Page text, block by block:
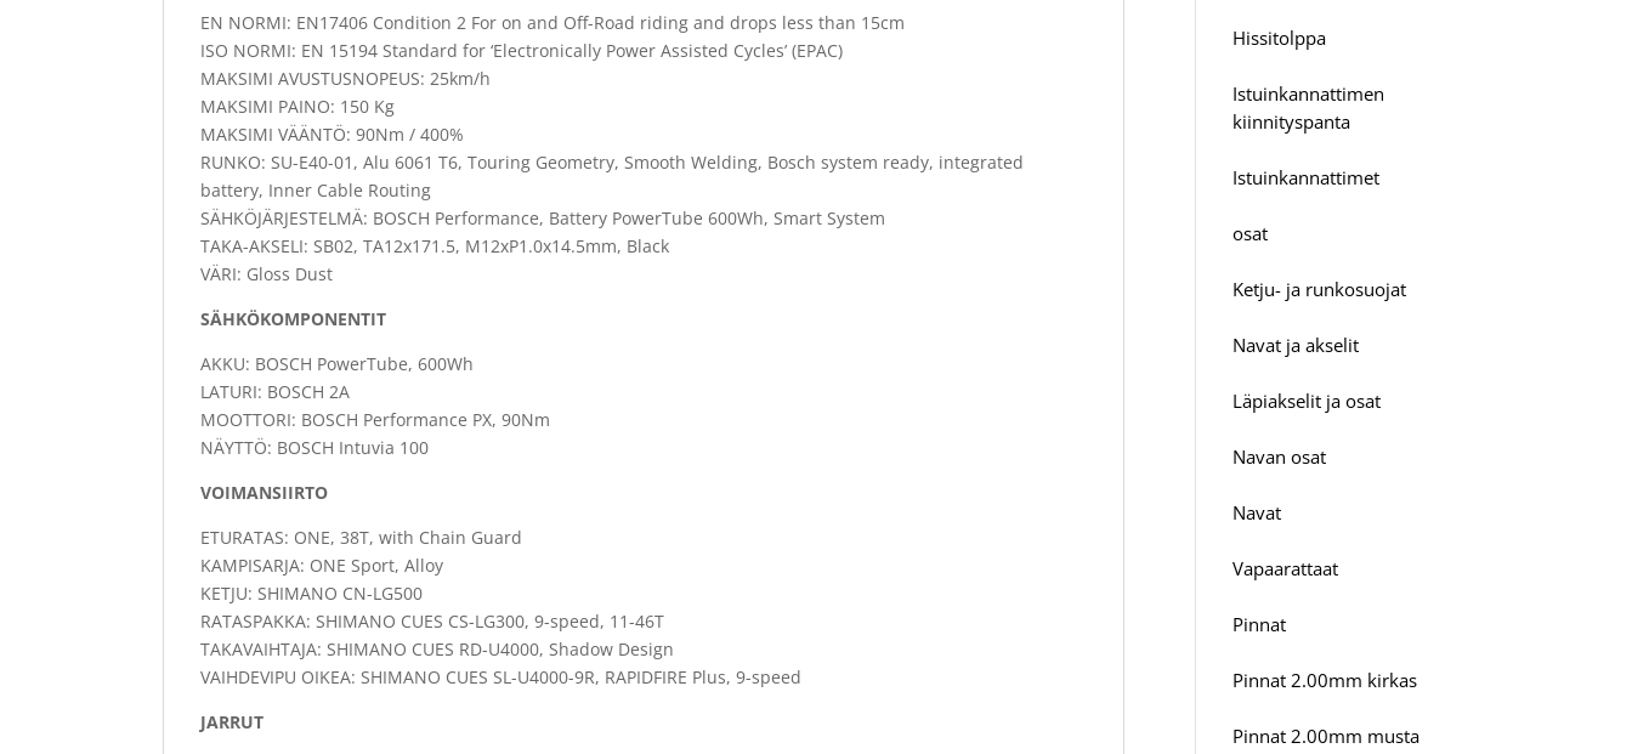
EN NORMI: EN17406 Condition 2 For on and Off-Road riding and drops less than 15cm
ISO NORMI: EN 15194 Standard for ‘Electronically Power Assisted Cycles’ (EPAC)
MAKSIMI AVUSTUSNOPEUS: 25km/h
MAKSIMI PAINO: 150 Kg
MAKSIMI VÄÄNTÖ: 90Nm / 400%
RUNKO: SU-E40-01, Alu 6061 T6, Touring Geometry, Smooth Welding, Bosch system ready, integrated
battery, Inner Cable Routing
SÄHKÖJÄRJESTELMÄ: BOSCH Performance, Battery PowerTube 600Wh, Smart System
TAKA-AKSELI: SB02, TA12x171.5, M12xP1.0x14.5mm, Black
VÄRI: Gloss Dust
SÄHKÖKOMPONENTIT
AKKU: BOSCH PowerTube, 600Wh
LATURI: BOSCH 2A
MOOTTORI: BOSCH Performance PX, 90Nm
NÄYTTÖ: BOSCH Intuvia 100
VOIMANSIIRTO
ETURATAS: ONE, 38T, with Chain Guard
KAMPISARJA: ONE Sport, Alloy
KETJU: SHIMANO CN-LG500
RATASPAKKA: SHIMANO CUES CS-LG300, 9-speed, 11-46T
TAKAVAIHTAJA: SHIMANO CUES RD-U4000, Shadow Design
VAIHDEVIPU OIKEA: SHIMANO CUES SL-U4000-9R, RAPIDFIRE Plus, 9-speed
JARRUT
Hissitolppa
Istuinkannattimen
kiinnityspanta
Istuinkannattimet
osat
Ketju- ja runkosuojat
Navat ja akselit
Läpiakselit ja osat
Navan osat
Navat
Vapaarattaat
Pinnat
Pinnat 2.00mm kirkas
Pinnat 2.00mm musta